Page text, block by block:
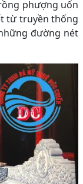
phượng uốn
từ truyền thống
đường nét